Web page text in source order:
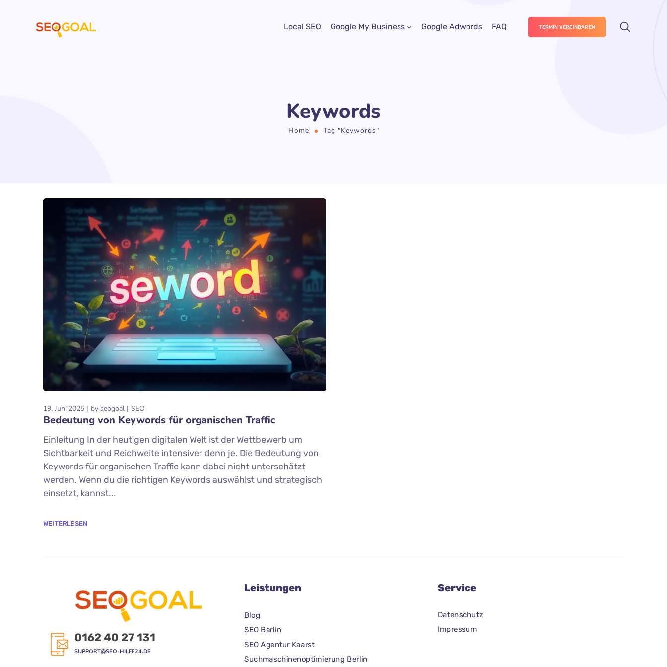
Local SEO Google My Business Google Adwords FAQ TERMIN VEREINBAREN
Keywords
Home Tag "Keywords"
19. Juni 2025 by seogoal SEO
Bedeutung von Keywords für organischen Traffic
Einleitung In der heutigen digitalen Welt ist der Wettbewerb um
Sichtbarkeit und Reichweite intensiver denn je. Die Bedeutung von
Keywords für organischen Traffic kann dabei nicht unterschätzt
werden. Wenn du die richtigen Keywords auswählst und strategisch
einsetzt, kannst...
WEITERLESEN
0162 40 27 131
SUPPORT@SEO-HILFE24.DE
Leistungen
Blog
SEO Berlin
SEO Agentur Kaarst
Suchmaschinenoptimierung Berlin
Service
Datenschutz
Impressum